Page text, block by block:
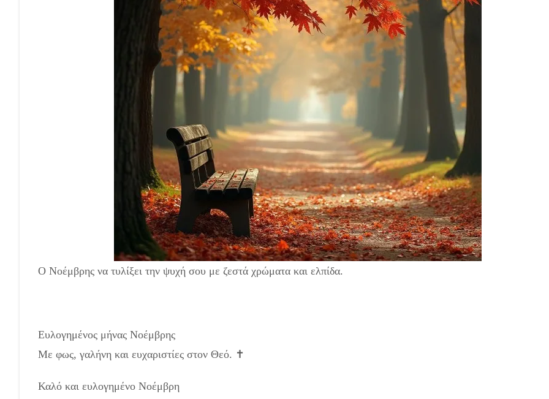
Ο Νοέμβρης να τυλίξει την ψυχή σου με ζεστά χρώματα και ελπίδα.
Ευλογημένος μήνας Νοέμβρης
Με φως, γαλήνη και ευχαριστίες στον Θεό. ✝️
Καλό και ευλογημένο Νοέμβρη